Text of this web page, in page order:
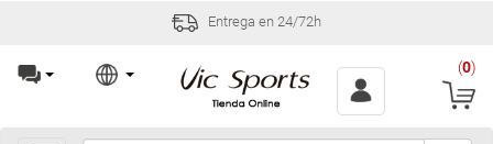
Entrega en 24/72h
(0)